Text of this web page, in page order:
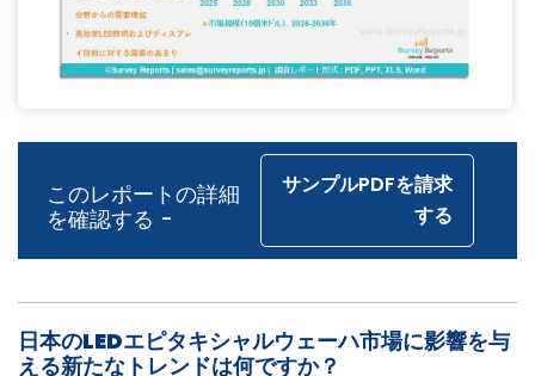
このレポートの詳細
を確認する -
サンプルPDFを請求
する
日本のLEDエピタキシャルウェーハ市場に影響を与
える新たなトレンドは何ですか？